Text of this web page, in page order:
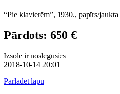
“Pie klavierēm”, 1930., papīrs/
Pārdots: 650 €
Izsole ir noslēgusies
2018-10-14 20:01
Pārlādēt lapu